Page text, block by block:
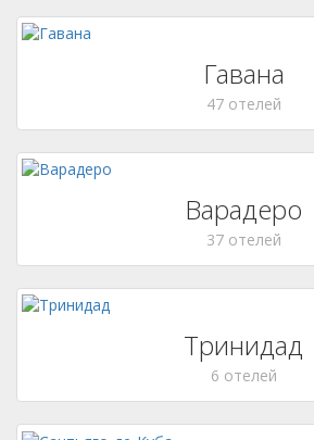
Гавана
47 отелей
Варадеро
37 отелей
Тринидад
6 отелей